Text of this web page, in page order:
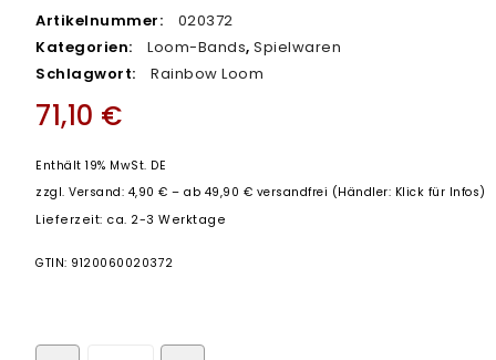
Artikelnummer:
020372
Kategorien:
Loom-Bands,Spielwaren
Schlagwort:
Rainbow Loom
71,10 €
Enthält 19% MwSt. DE
zzgl.Versand: 4,90 € – ab 49,90 € versandfrei (Händler: Klick für Infos)
Lieferzeit: ca. 2-3 Werktage
GTIN: 9120060020372